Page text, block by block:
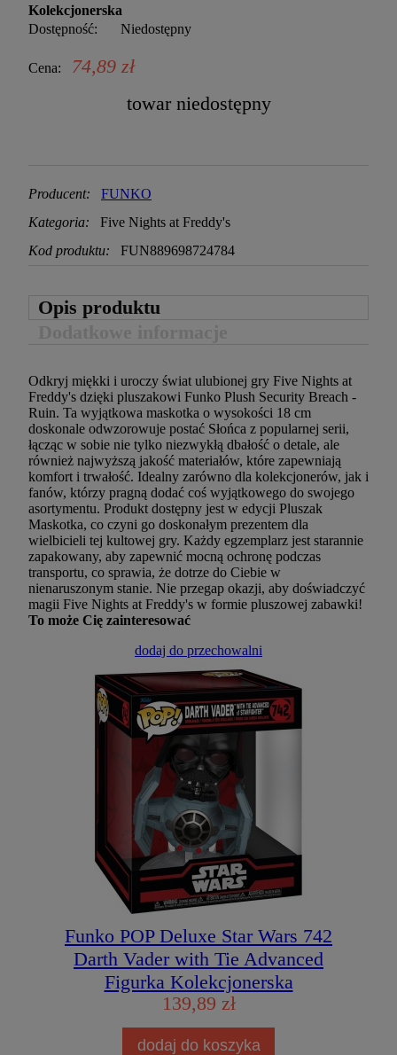
Kolekcjonerska
Dostępność:
Niedostępny
Cena:
74,89 zł
towar niedostępny
Producent:
FUNKO
Kategoria:
Five Nights at Freddy's
Kod produktu:
FUN889698724784
Opis produktu
Odkryj miękki i uroczy świat ulubionej gry Five Nights at
Freddy's dzięki pluszakowi Funko Plush Security Breach -
Ruin. Ta wyjątkowa maskotka o wysokości 18 cm
doskonale odwzorowuje postać Słońca z popularnej serii,
łącząc w sobie nie tylko niezwykłą dbałość o detale, ale
również najwyższą jakość materiałów, które zapewniają
komfort i trwałość. Idealny zarówno dla kolekcjonerów, jak i
fanów, którzy pragną dodać coś wyjątkowego do swojego
asortymentu. Produkt dostępny jest w edycji Pluszak
Maskotka, co czyni go doskonałym prezentem dla
wielbicieli tej kultowej gry. Każdy egzemplarz jest starannie
zapakowany, aby zapewnić mocną ochronę podczas
transportu, co sprawia, że dotrze do Ciebie w
nienaruszonym stanie. Nie przegap okazji, aby doświadczyć
magii Five Nights at Freddy's w formie pluszowej zabawki!
To może Cię zainteresować
dodaj do przechowalni
Funko POP Deluxe Star Wars 742
Darth Vader with Tie Advanced
Figurka Kolekcjonerska
139,89 zł
dodaj do koszyka